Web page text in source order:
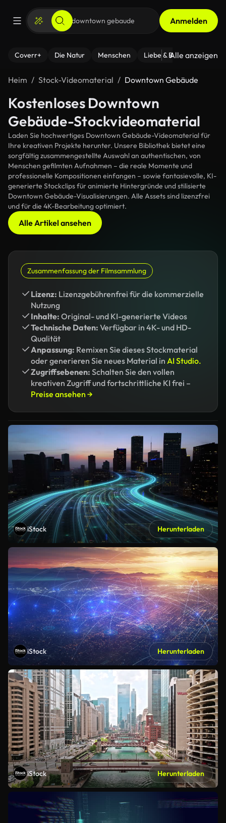
Anmelden
Coverr+ Die Natur Menschen Liebe & Beziehungen
Alle anzeigen
Heim Stock-Videomaterial Downtown Gebäude
Kostenloses Downtown
Gebäude-Stockvideomaterial
Laden Sie hochwertiges Downtown Gebäude-Videomaterial für
Ihre kreativen Projekte herunter. Unsere Bibliothek bietet eine
sorgfältig zusammengestellte Auswahl an authentischen, von
Menschen gefilmten Aufnahmen – die reale Momente und
professionelle Kompositionen einfangen – sowie fantasievolle, KI-
generierte Stockclips für animierte Hintergründe und stilisierte
Downtown Gebäude-Visualisierungen. Alle Assets sind lizenzfrei
und für die 4K-Bearbeitung optimiert.
Alle Artikel ansehen
Zusammenfassung der Filmsammlung
Lizenz: Lizenzgebührenfrei für die kommerzielle
Nutzung
Inhalte: Original- und KI-generierte Videos
Technische Daten: Verfügbar in 4K- und HD-
Qualität
Anpassung: Remixen Sie dieses Stockmaterial
oder generieren Sie neues Material in AI Studio.
Zugriffsebenen: Schalten Sie den vollen
kreativen Zugriff und fortschrittliche KI frei –
Preise ansehen →
iStock Herunterladen
iStock Herunterladen
iStock Herunterladen